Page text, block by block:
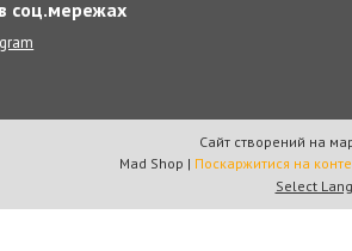
соц.мережах
Сайт створений на
Mad Shop | Поскаржитися на
Select